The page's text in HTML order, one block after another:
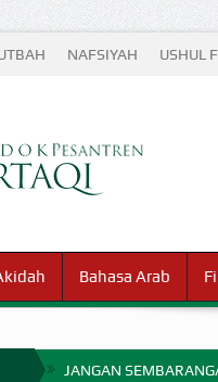
NAFSIYAH USHUL
Bahasa Arab
JANGAN